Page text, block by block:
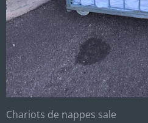
Chariots de nappes sale